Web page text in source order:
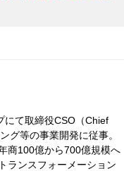
にて取締役CSO（Chief
グ等の事業開発に従事。
商100億から700億規模へ
ランスフォーメーション